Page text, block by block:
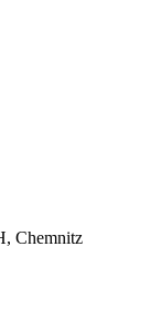
Chemnitz